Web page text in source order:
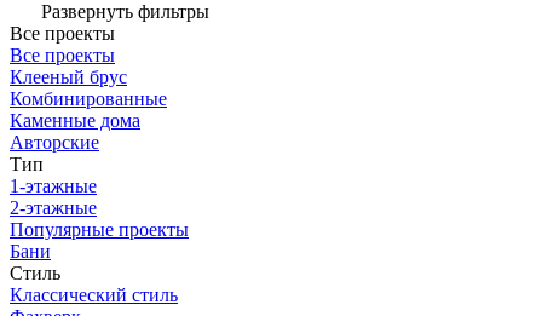
Развернуть фильтры
Все проекты
Все проекты
Клееный брус
Комбинированные
Каменные дома
Авторские
Тип
1-этажные
2-этажные
Популярные проекты
Бани
Стиль
Классический стиль